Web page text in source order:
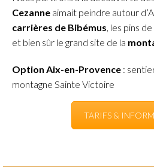
Cezanne aimait peindre autour
carrières de Bibémus , les pins
et bien sûr le grand site de la
Option Aix-en-Provence :
montagne Sainte Victoire
TARIFS &